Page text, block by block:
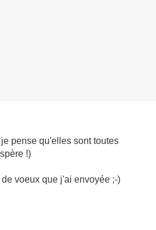
pense qu'elles sont toutes
!)
voeux que j'ai envoyée ;-)